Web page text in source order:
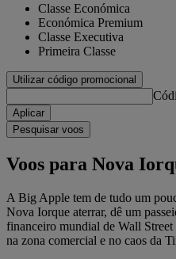
Classe Económica
Económica Premium
Classe Executiva
Primeira Classe
Utilizar código promocional
Aplicar
Pesquisar voos
Voos para Nova
A Big Apple tem de tudo um
Nova Iorque aterrar, dê um
financeiro mundial de Wall
na zona comercial e no caos da